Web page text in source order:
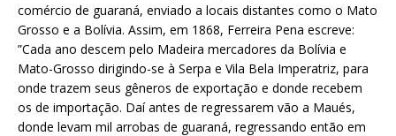
comércio de guaraná, enviado a locais distantes como o Mato
Grosso e a Bolívia. Assim, em 1868, Ferreira Pena escreve:
”Cada ano descem pelo Madeira mercadores da Bolívia e
Mato-Grosso dirigindo-se à Serpa e Vila Bela Imperatriz, para
onde trazem seus gêneros de exportação e donde recebem
os de importação. Daí antes de regressarem vão a Maués,
donde levam mil arrobas de guaraná, regressando então em